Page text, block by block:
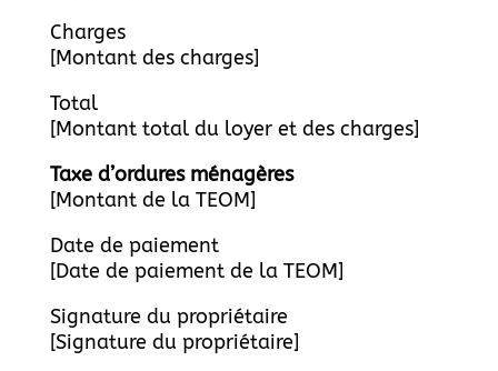
Charges
[Montant des charges]
Total
[Montant total du loyer et des charges]
Taxe d’ordures ménagères
[Montant de la TEOM]
Date de paiement
[Date de paiement de la TEOM]
Signature du propriétaire
[Signature du propriétaire]